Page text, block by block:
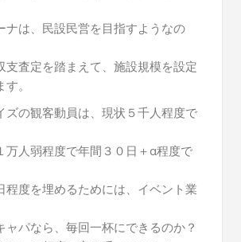
ナは、民設民営を目指すようなの
支査定を踏まえて、施設規模を設定
。
ズの観客動員は、現状５千人程度で
万人弱程度で年間３０日＋α程度で
程度を埋めるためには、イベント業
ャパなら、毎回一杯にできるのか？